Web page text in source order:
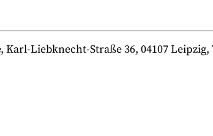
Liebknecht-Straße 36, 04107